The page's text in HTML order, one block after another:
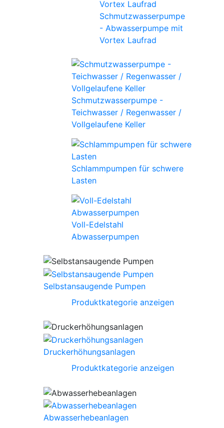
Schmutzwasserpumpe
- Abwasserpumpe mit
Vortex Laufrad
Schmutzwasserpumpe -
Teichwasser / Regenwasser /
Vollgelaufene Keller
Schlammpumpen für schwere
Lasten
Voll-Edelstahl
Abwasserpumpen
Selbstansaugende Pumpen
Produktkategorie anzeigen
Druckerhöhungsanlagen
Produktkategorie anzeigen
Abwasserhebeanlagen